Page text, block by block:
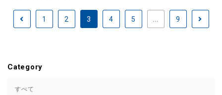
1 2 3 4 5 ... 9
Category
すべて